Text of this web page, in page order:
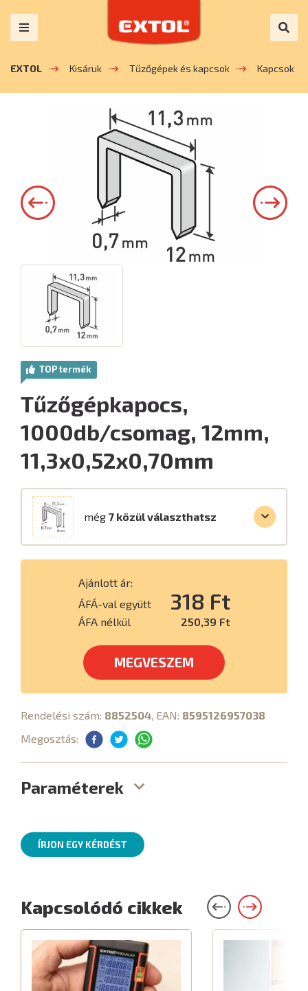
EXTOL Kisáruk Tűzőgépek és kapcsok Kapcsok
TOP termék
Tűzőgépkapocs,
1000db/csomag, 12mm,
11,3x0,52x0,70mm
még 7 közül választhatsz
Ajánlott ár:
ÁFÁ-val együtt
318 Ft
ÁFA nélkül 250,39 Ft
MEGVESZEM
Rendelési szám: 8852504 , EAN: 8595126957038
Megosztás:
Paraméterek
ÍRJON EGY KÉRDÉST
Kapcsolódó cikkek